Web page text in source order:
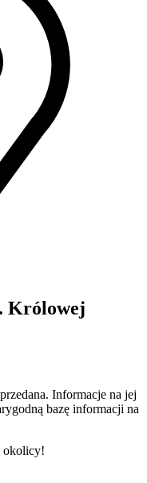
Królowej
Informacje na jej
bazę informacji na
okolicy!